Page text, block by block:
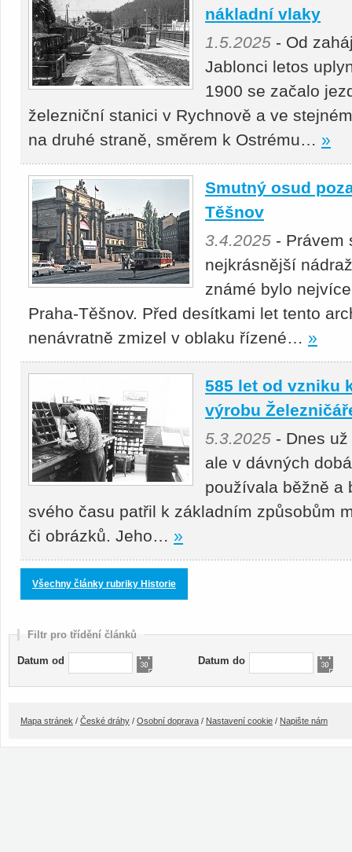
nákladní vlaky
1.5.2025 - Od
Jablonci letos
1900 se začalo
železniční stanici v Rychnově a ve
na druhé straně, směrem k Ostrému… »
Smutný osud
Těšnov
3.4.2025 - Právem
nejkrásnější
známé bylo
Praha-Těšnov. Před desítkami let tento
nenávratně zmizel v oblaku řízené… »
585 let od vzniku
výrobu
5.3.2025 - Dnes
ale v dávných
používala běžně a
svého času patřil k základním způsobům
či obrázků. Jeho… »
Všechny články rubriky Historie
Filtr pro třídění článků
Datum od Datum do
Mapa stránek / České dráhy / Osobní doprava / Nastavení cookie / Napište nám